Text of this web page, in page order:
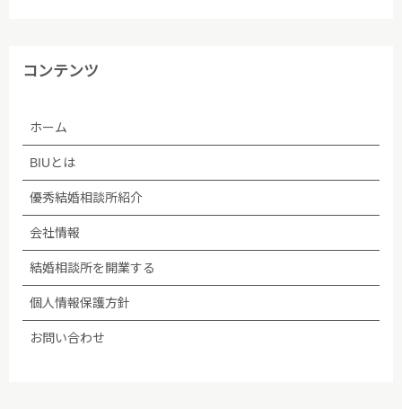
(4)ご本人から取得した個人情報について、データ入
扱いを委託する場合、個人情報の取り扱いに関する守
ムページ等で告知します。
(5)法令等に基づく場合を除き、ご本人の同意なく第
三者への提供は行いません。
(6)個人情報保護の状況を定期的に確認、見直しを行
い、継続的に改善します。
コンテンツ
ホーム
BIUとは
優秀結婚相談所紹介
会社情報
結婚相談所を開業する
個人情報保護方針
お問い合わせ